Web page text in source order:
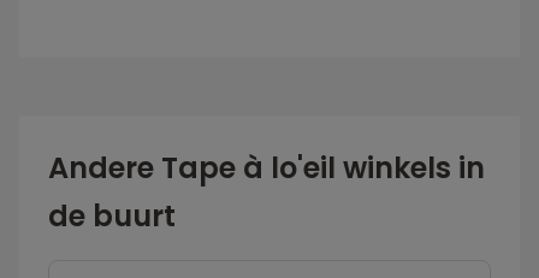
Andere Tape à lo'eil winkels in
de buurt